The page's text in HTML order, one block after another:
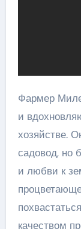
Фармер
и
хозяйстве.
садовод, но
и любви к
качеством